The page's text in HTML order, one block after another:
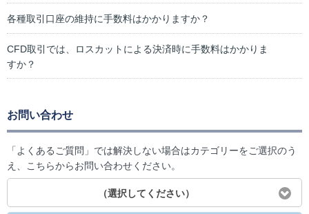
各種取引口座の維持に手数料はかかりますか？
CFD取引では、ロスカットによる決済時に手数料はかかりま
すか？
お問い合わせ
「よくあるご質問」では解決しない場合はカテゴリーをご選択のう
え、こちらからお問い合わせください。
（選択してください）